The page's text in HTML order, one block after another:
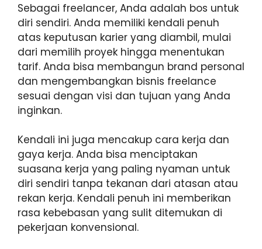
Sebagai freelancer, Anda adalah bos untuk
diri sendiri. Anda memiliki kendali penuh
atas keputusan karier yang diambil, mulai
dari memilih proyek hingga menentukan
tarif. Anda bisa membangun brand personal
dan mengembangkan bisnis freelance
sesuai dengan visi dan tujuan yang Anda
inginkan.
Kendali ini juga mencakup cara kerja dan
gaya kerja. Anda bisa menciptakan
suasana kerja yang paling nyaman untuk
diri sendiri tanpa tekanan dari atasan atau
rekan kerja. Kendali penuh ini memberikan
rasa kebebasan yang sulit ditemukan di
pekerjaan konvensional.